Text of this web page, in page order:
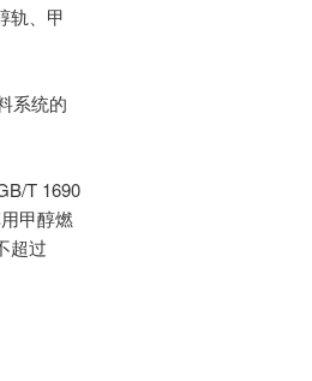
轨、甲
系统的
T 1690
甲醇燃
超过